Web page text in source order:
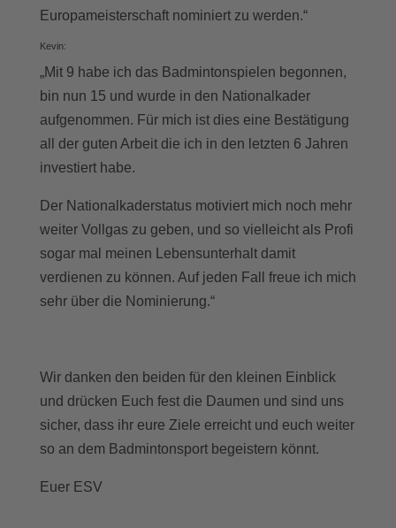
Europameisterschaft nominiert zu werden.“
Kevin:
„Mit 9 habe ich das Badmintonspielen begonnen,
bin nun 15 und wurde in den Nationalkader
aufgenommen. Für mich ist dies eine Bestätigung
all der guten Arbeit die ich in den letzten 6 Jahren
investiert habe.
Der Nationalkaderstatus motiviert mich noch mehr
weiter Vollgas zu geben, und so vielleicht als Profi
sogar mal meinen Lebensunterhalt damit
verdienen zu können. Auf jeden Fall freue ich mich
sehr über die Nominierung.“
Wir danken den beiden für den kleinen Einblick
und drücken Euch fest die Daumen und sind uns
sicher, dass ihr eure Ziele erreicht und euch weiter
so an dem Badmintonsport begeistern könnt.
Euer ESV